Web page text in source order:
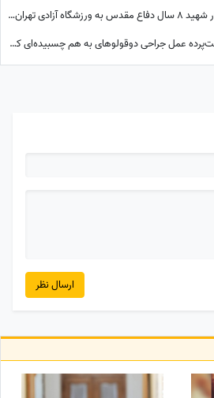
صدام حسین، قاتل هزاران هزار شهید 8 سال دفاع مقدس به ورزشگاه آزادی تهران آمد!/ یه جو عقل هم چیز خوبیه که بعضیا ندارن!+ عکس
ویدیو؛ مستند لاله و لادن / پشت‌پرده عمل جراحی دوقولوهای به هم چسبیده‌ای که هرگز همدیگر را ندیدند!
ارسال نظر